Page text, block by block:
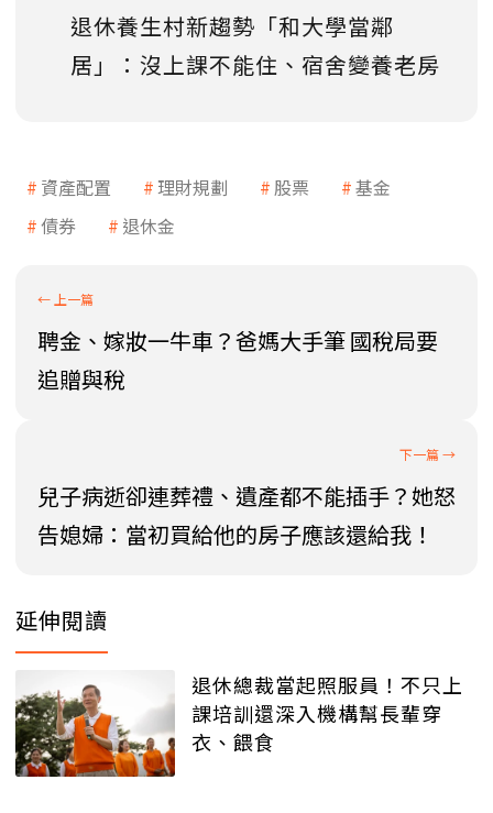
退休養生村新趨勢「和大學當鄰
居」：沒上課不能住、宿舍變養老房
資產配置 理財規劃 股票
基金
債券
退休金
聘金、嫁妝一牛車？爸媽大手筆 國稅局要
追贈與稅
兒子病逝卻連葬禮、遺產都不能插手？她怒
告媳婦：當初買給他的房子應該還給我！
延伸閱讀
退休總裁當起照服員！不只上
課培訓還深入機構幫長輩穿
衣、餵食